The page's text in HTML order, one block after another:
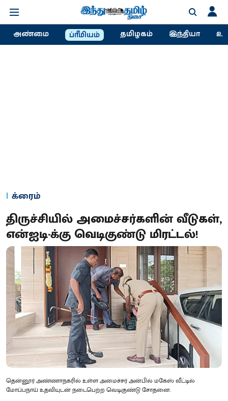
அண்மை ப்ரீமியம் தமிழகம் இந்தியா
க்ரைம்
திருச்சியில் அமைச்சர்களின் வீடுகள்,
என்ஐடி-க்கு வெடிகுண்டு மிரட்டல்!
தென்னூர் அண்ணாநகரில் உள்ள அமைச்சர் அன்பில் மகேஸ் வீட்டில்
மோப்பநாய் உதவியுடன் நடைபெற்ற வெடிகுண்டு சோதனை.